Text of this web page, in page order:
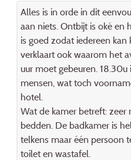
Alles is in orde in dit
aan niets. Ontbijt is oké
is goed zodat iedereen
verklaart ook waarom het
uur moet gebeuren.
mensen, wat toch
hotel.
Wat de kamer betreft: zeer
bedden. De badkamer is
telkens maar één persoon
toilet en wastafel.